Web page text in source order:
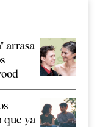
arrasa
que ya